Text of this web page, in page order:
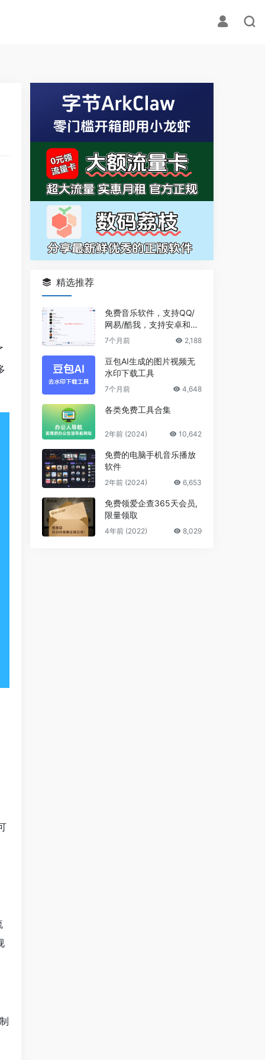
精选推荐
免费音乐软件，支持QQ/
网易/酷我，支持安卓和Wi
ndows平台
7个月前 2,188
豆包AI生成的图片视频无
水印下载工具
7个月前 4,648
各类免费工具合集
2年前 (2024) 10,642
免费的电脑手机音乐播放
软件
2年前 (2024) 6,653
免费领爱企查365天会员,
限量领取
4年前 (2022) 8,029